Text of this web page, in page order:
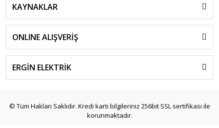
KAYNAKLAR
ONLINE ALIŞVERİŞ
ERGİN ELEKTRİK
© Tüm Hakları Saklıdır. Kredi kartı bilgileriniz 256bit SSL sertifikası ile
korunmaktadır.